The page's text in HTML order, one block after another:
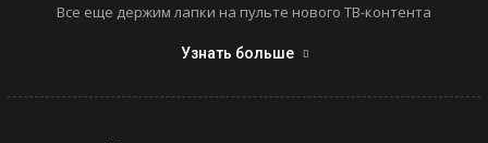
Все еще держим лапки на пульте нового ТВ-контента
Узнать больше